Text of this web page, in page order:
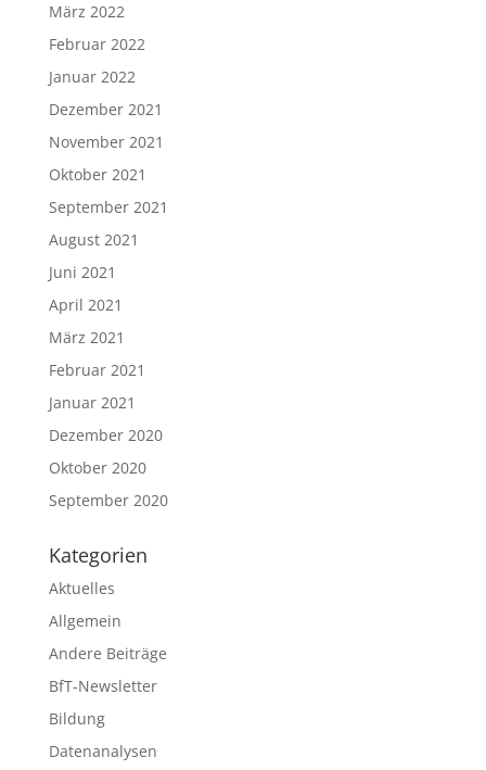
März 2022
Februar 2022
Januar 2022
Dezember 2021
November 2021
Oktober 2021
September 2021
August 2021
Juni 2021
April 2021
März 2021
Februar 2021
Januar 2021
Dezember 2020
Oktober 2020
September 2020
Kategorien
Aktuelles
Allgemein
Andere Beiträge
BfT-Newsletter
Bildung
Datenanalysen